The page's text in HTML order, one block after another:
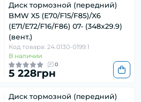
Диск тормозной (передний)
BMW X5 (E70/F15/F85)/X6
(E71/E72/F16/F86) 07- (348x29.9)
(вент.)
Код товара: 24.0130-0199.1
В наличии
0
5 228грн
Диск тормозной (передний)